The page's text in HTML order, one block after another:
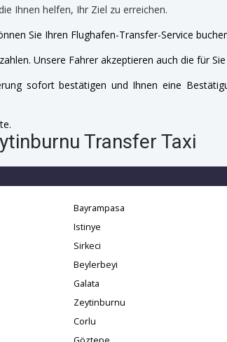
Ihnen helfen, Ihr Ziel zu erreichen.
Sie Ihren Flughafen-Transfer-Service
Unsere Fahrer akzeptieren auch die für
sofort bestätigen und Ihnen eine
Transfer Taxi
Bayrampasa
Istinye
Sirkeci
Beylerbeyi
Galata
Zeytinburnu
Corlu